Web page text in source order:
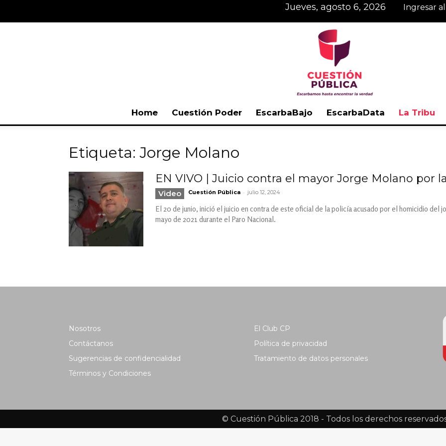
jueves, agosto 6, 2026 Ingresar
Home Cuestión Poder EscarbaBajo EscarbaData La Tribu
Etiqueta: Jorge Molano
EN VIVO | Juicio contra el mayor Jorge Molano por
Video Cuestión Pública - julio 12, 2024
El 20 de junio, inició el juicio en contra de este oficial de la policía acusado por el homicidio del
mayo de 2021 durante el Paro Nacional.
Nosotros
Contáctanos
Sugerencias de confidencialidad
Términos y Condiciones
El Club CP
Política de privacidad
Tratamiento de datos personales
© Cuestión Pública 2018 - Todos los derechos